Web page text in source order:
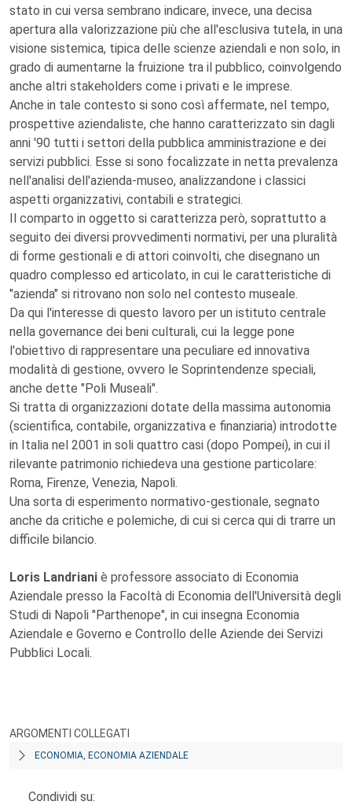
stato in cui versa sembrano indicare, invece, una decisa
apertura alla valorizzazione più che all'esclusiva tutela, in una
visione sistemica, tipica delle scienze aziendali e non solo, in
grado di aumentarne la fruizione tra il pubblico, coinvolgendo
anche altri stakeholders come i privati e le imprese.
Anche in tale contesto si sono così affermate, nel tempo,
prospettive aziendaliste, che hanno caratterizzato sin dagli
anni '90 tutti i settori della pubblica amministrazione e dei
servizi pubblici. Esse si sono focalizzate in netta prevalenza
nell'analisi dell'azienda-museo, analizzandone i classici
aspetti organizzativi, contabili e strategici.
Il comparto in oggetto si caratterizza però, soprattutto a
seguito dei diversi provvedimenti normativi, per una pluralità
di forme gestionali e di attori coinvolti, che disegnano un
quadro complesso ed articolato, in cui le caratteristiche di
"azienda" si ritrovano non solo nel contesto museale.
Da qui l'interesse di questo lavoro per un istituto centrale
nella governance dei beni culturali, cui la legge pone
l'obiettivo di rappresentare una peculiare ed innovativa
modalità di gestione, ovvero le Soprintendenze speciali,
anche dette "Poli Museali".
Si tratta di organizzazioni dotate della massima autonomia
(scientifica, contabile, organizzativa e finanziaria) introdotte
in Italia nel 2001 in soli quattro casi (dopo Pompei), in cui il
rilevante patrimonio richiedeva una gestione particolare:
Roma, Firenze, Venezia, Napoli.
Una sorta di esperimento normativo-gestionale, segnato
anche da critiche e polemiche, di cui si cerca qui di trarre un
difficile bilancio.
Loris Landriani è professore associato di Economia
Aziendale presso la Facoltà di Economia dell'Università degli
Studi di Napoli "Parthenope", in cui insegna Economia
Aziendale e Governo e Controllo delle Aziende dei Servizi
Pubblici Locali.
ARGOMENTI COLLEGATI
ECONOMIA, ECONOMIA AZIENDALE
Condividi su: